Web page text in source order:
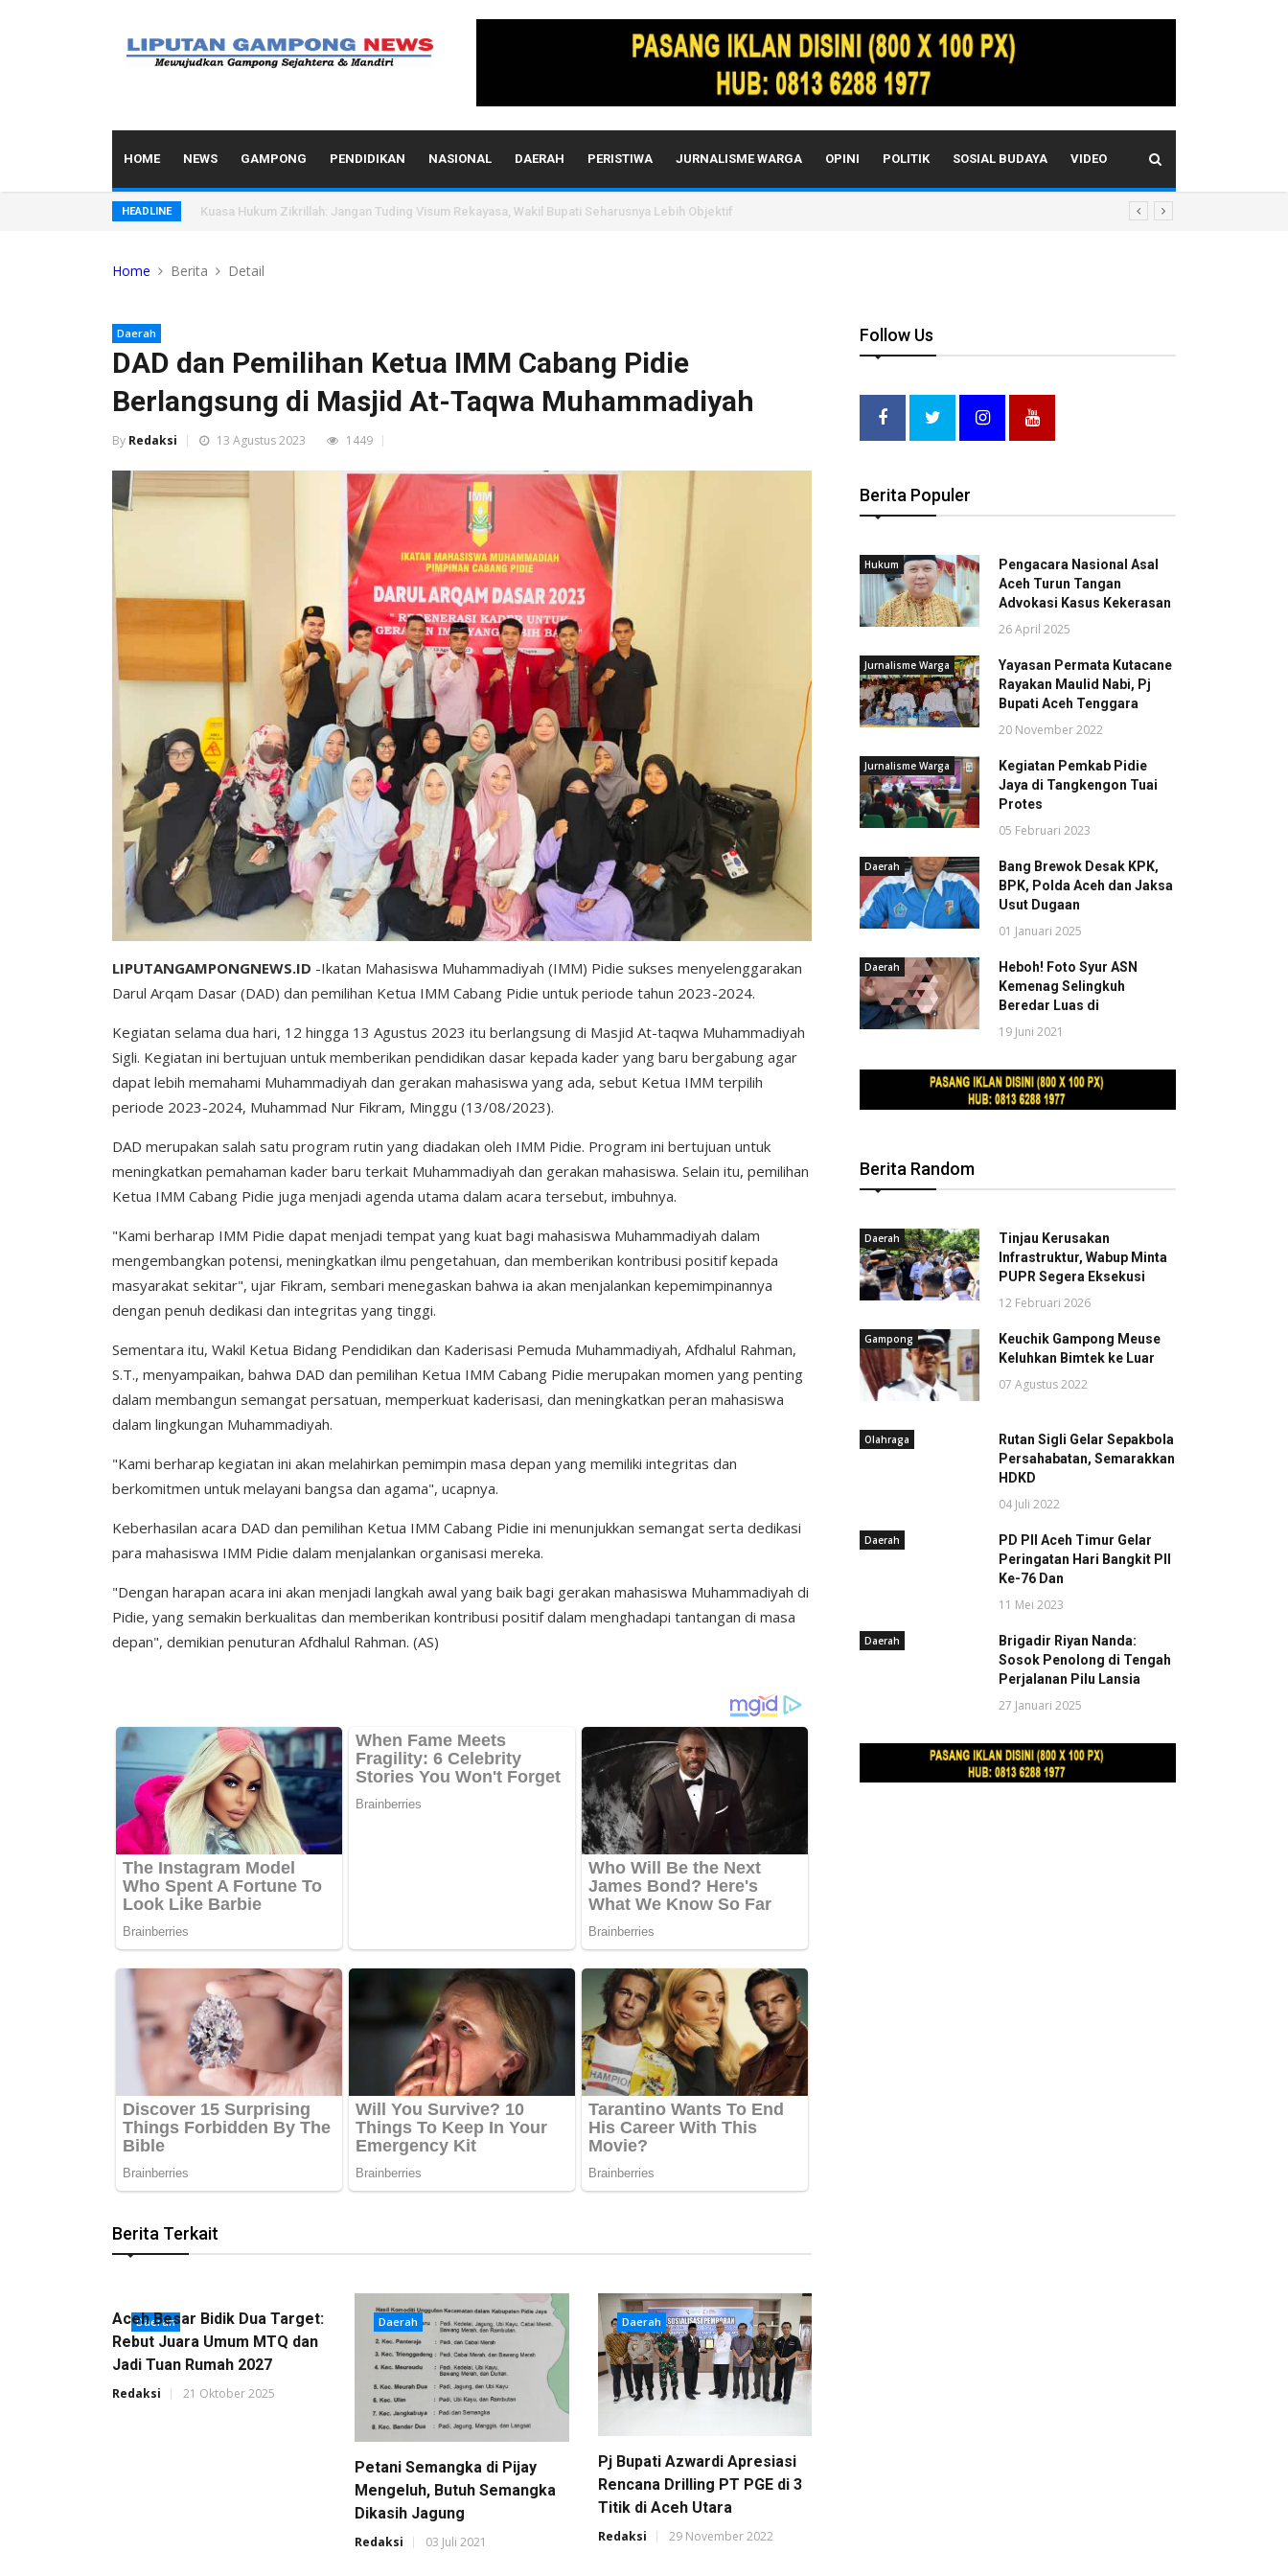
HOME NEWS GAMPONG PENDIDIKAN NASIONAL DAERAH PERISTIWA JURNALISME WARGA OPINI POLITIK SOSIAL BUDAYA VIDEO
HEADLINE Kuasa Hukum Zikrillah: Jangan Tuding Visum Rekayasa, Wakil Bupati Seharusnya Lebih Objektif
Home Berita Detail
Daerah
DAD dan Pemilihan Ketua IMM Cabang Pidie
Berlangsung di Masjid At-Taqwa Muhammadiyah
By Redaksi 13 Agustus 2023 1449
LIPUTANGAMPONGNEWS.ID -Ikatan Mahasiswa Muhammadiyah (IMM) Pidie sukses menyelenggarakan
Darul Arqam Dasar (DAD) dan pemilihan Ketua IMM Cabang Pidie untuk periode tahun 2023-2024.
Kegiatan selama dua hari, 12 hingga 13 Agustus 2023 itu berlangsung di Masjid At-taqwa Muhammadiyah
Sigli. Kegiatan ini bertujuan untuk memberikan pendidikan dasar kepada kader yang baru bergabung agar
dapat lebih memahami Muhammadiyah dan gerakan mahasiswa yang ada, sebut Ketua IMM terpilih
periode 2023-2024, Muhammad Nur Fikram, Minggu (13/08/2023).
DAD merupakan salah satu program rutin yang diadakan oleh IMM Pidie. Program ini bertujuan untuk
meningkatkan pemahaman kader baru terkait Muhammadiyah dan gerakan mahasiswa. Selain itu, pemilihan
Ketua IMM Cabang Pidie juga menjadi agenda utama dalam acara tersebut, imbuhnya.
"Kami berharap IMM Pidie dapat menjadi tempat yang kuat bagi mahasiswa Muhammadiyah dalam
mengembangkan potensi, meningkatkan ilmu pengetahuan, dan memberikan kontribusi positif kepada
masyarakat sekitar", ujar Fikram, sembari menegaskan bahwa ia akan menjalankan kepemimpinannya
dengan penuh dedikasi dan integritas yang tinggi.
Sementara itu, Wakil Ketua Bidang Pendidikan dan Kaderisasi Pemuda Muhammadiyah, Afdhalul Rahman,
S.T., menyampaikan, bahwa DAD dan pemilihan Ketua IMM Cabang Pidie merupakan momen yang penting
dalam membangun semangat persatuan, memperkuat kaderisasi, dan meningkatkan peran mahasiswa
dalam lingkungan Muhammadiyah.
"Kami berharap kegiatan ini akan melahirkan pemimpin masa depan yang memiliki integritas dan
berkomitmen untuk melayani bangsa dan agama", ucapnya.
Keberhasilan acara DAD dan pemilihan Ketua IMM Cabang Pidie ini menunjukkan semangat serta dedikasi
para mahasiswa IMM Pidie dalam menjalankan organisasi mereka.
"Dengan harapan acara ini akan menjadi langkah awal yang baik bagi gerakan mahasiswa Muhammadiyah di
Pidie, yang semakin berkualitas dan memberikan kontribusi positif dalam menghadapi tantangan di masa
depan", demikian penuturan Afdhalul Rahman. (AS)
Berita Terkait
Daerah
Aceh Besar Bidik Dua Target:
Rebut Juara Umum MTQ dan
Jadi Tuan Rumah 2027
Redaksi 21 Oktober 2025
Daerah
Petani Semangka di Pijay
Mengeluh, Butuh Semangka
Dikasih Jagung
Redaksi 03 Juli 2021
Daerah
Pj Bupati Azwardi Apresiasi
Rencana Drilling PT PGE di 3
Titik di Aceh Utara
Redaksi 29 November 2022
Follow Us
Berita Populer
Hukum
Pengacara Nasional Asal
Aceh Turun Tangan
Advokasi Kasus Kekerasan
26 April 2025
Jurnalisme Warga
Yayasan Permata Kutacane
Rayakan Maulid Nabi, Pj
Bupati Aceh Tenggara
20 November 2022
Jurnalisme Warga
Kegiatan Pemkab Pidie
Jaya di Tangkengon Tuai
Protes
05 Februari 2023
Daerah
Bang Brewok Desak KPK,
BPK, Polda Aceh dan Jaksa
Usut Dugaan
01 Januari 2025
Daerah
Heboh! Foto Syur ASN
Kemenag Selingkuh
Beredar Luas di
19 Juni 2021
Berita Random
Daerah
Tinjau Kerusakan
Infrastruktur, Wabup Minta
PUPR Segera Eksekusi
12 Februari 2026
Gampong
Keuchik Gampong Meuse
Keluhkan Bimtek ke Luar
07 Agustus 2022
Olahraga
Rutan Sigli Gelar Sepakbola
Persahabatan, Semarakkan
HDKD
04 Juli 2022
Daerah
PD PII Aceh Timur Gelar
Peringatan Hari Bangkit PII
Ke-76 Dan
11 Mei 2023
Daerah
Brigadir Riyan Nanda:
Sosok Penolong di Tengah
Perjalanan Pilu Lansia
27 Januari 2025